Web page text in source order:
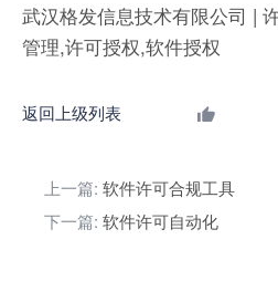
武汉格发信息技术有限公司 |
管理,许可授权,软件授权
返回上级列表
上一篇: 软件许可合规工具
下一篇: 软件许可自动化